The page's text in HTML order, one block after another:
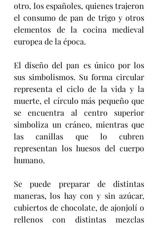
otro, los españoles, quienes trajeron
el consumo de pan de trigo y otros
elementos de la cocina medieval
europea de la época.
El diseño del pan es único por los
sus simbolismos. Su forma circular
representa el ciclo de la vida y la
muerte, el círculo más pequeño que
se encuentra al centro superior
simboliza un cráneo, mientras que
las canillas que lo cubren
representan los huesos del cuerpo
humano.
Se puede preparar de distintas
maneras, los hay con y sin azúcar,
cubiertos de chocolate, de ajonjolí o
rellenos con distintas mezclas